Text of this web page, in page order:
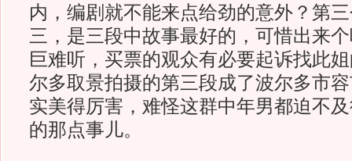
内，编剧就不能来点给劲的意外？第
三，是三段中故事最好的，可惜出来
巨难听，买票的观众有必要起诉找此
尔多取景拍摄的第三段成了波尔多市
实美得厉害，难怪这群中年男都迫不
的那点事儿。